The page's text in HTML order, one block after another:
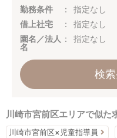
勤務条件
指定なし
借上社宅
指定なし
園名／法人
名
指定なし
検
川崎市宮前区エリアで似た
川崎市宮前区×児童指導員